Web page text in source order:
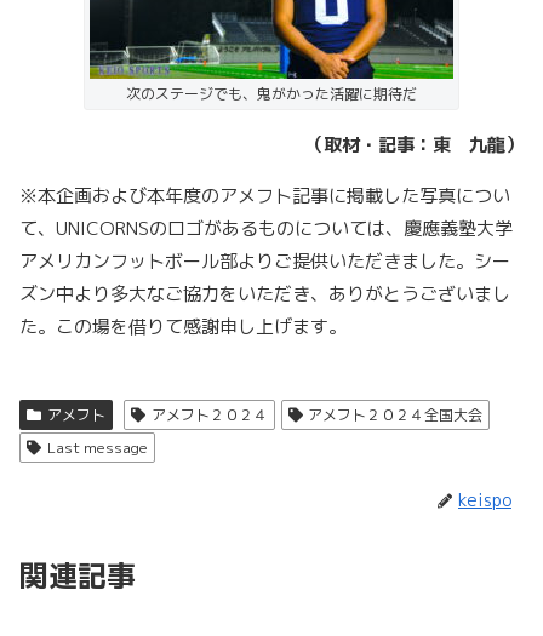
次のステージでも、鬼がかった活躍に期待だ
（取材・記事：東 九龍）
※本企画および本年度のアメフト記事に掲載した写真につい
て、UNICORNSのロゴがあるものについては、慶應義塾大学
アメリカンフットボール部よりご提供いただきました。シー
ズン中より多大なご協力をいただき、ありがとうございまし
た。この場を借りて感謝申し上げます。
アメフト アメフト２０２４
アメフト２０２４全国大会
Last message
keispo
関連記事